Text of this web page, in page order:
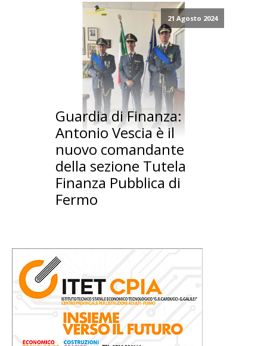
21 Agosto 2024
Guardia di Finanza:
Antonio Vescia è il
nuovo comandante
della sezione Tutela
Finanza Pubblica di
Fermo